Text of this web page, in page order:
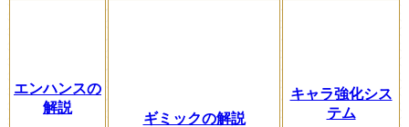
エンハンスの
解説
ギミックの解説
キャラ強化シス
テム